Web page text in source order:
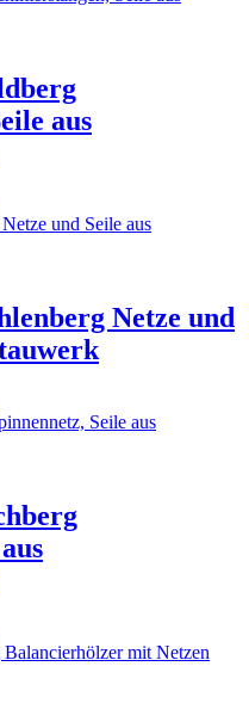
aus
Netze und